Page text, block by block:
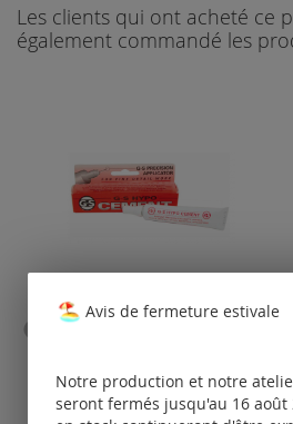
Les clients qui ont acheté ce
également commandé les
colle / G-S Hypo Cement
Tarifs
disponibles
uniquement
Avis de fermeture estivale
Notre production et notre
seront fermés jusqu'au 16 août